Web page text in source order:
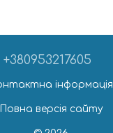
+380953217605
інформація
Повна версія сайту